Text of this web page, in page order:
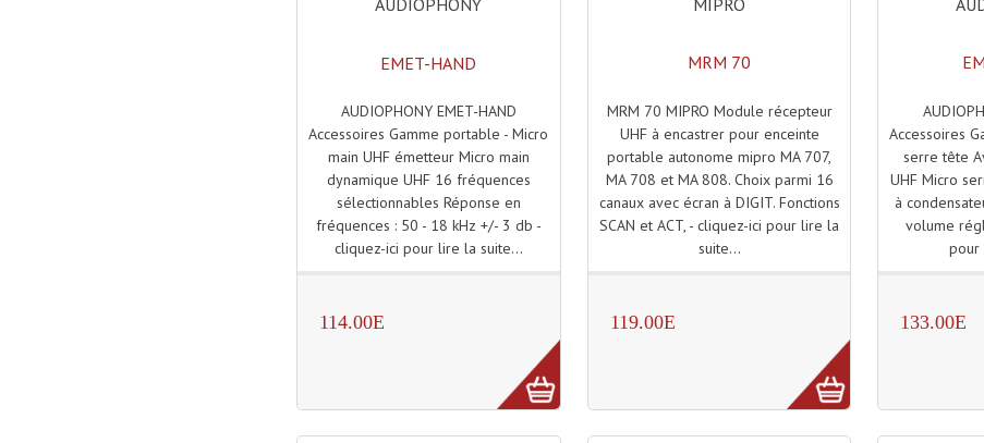
AUDIOPHONY
EMET-HAND
AUDIOPHONY EMET-HAND
Accessoires Gamme portable - Micro
main UHF émetteur Micro main
dynamique UHF 16 fréquences
sélectionnables Réponse en
fréquences : 50 - 18 kHz +/- 3 db -
cliquez-ici pour lire la suite...
114.00E
MIPRO
MRM 70
MRM 70 MIPRO Module récepteur
UHF à encastrer pour enceinte
portable autonome mipro MA 707,
MA 708 et MA 808. Choix parmi 16
canaux avec écran à DIGIT. Fonctions
SCAN et ACT, - cliquez-ici pour lire la
suite...
119.00E
Accessoires
serre tête
UHF Micro
à
volume
pour
133.00E